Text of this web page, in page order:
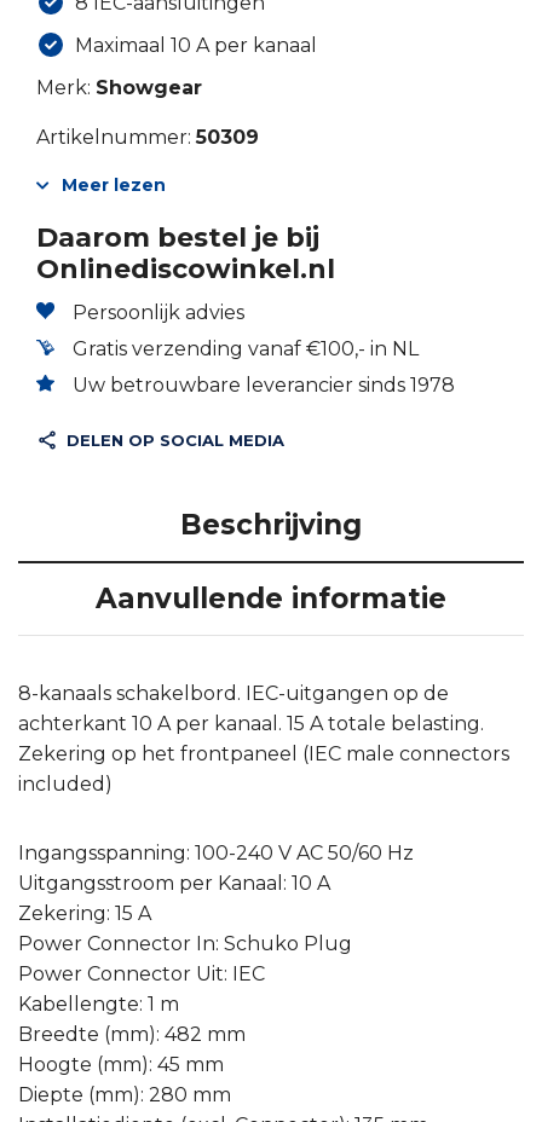
Maximaal 10 A per kanaal
Merk: Showgear
Artikelnummer:50309
Meer lezen
Daarom bestel je bij
Onlinediscowinkel.nl
Persoonlijk advies
Gratis verzending vanaf €100,- in NL
Uw betrouwbare leverancier sinds 1978
DELEN OP SOCIAL MEDIA
Beschrijving
Aanvullende informatie
8-kanaals schakelbord. IEC-uitgangen op de
achterkant 10 A per kanaal. 15 A totale belasting.
Zekering op het frontpaneel (IEC male connectors
included)
Ingangsspanning: 100-240 V AC 50/60 Hz
Uitgangsstroom per Kanaal: 10 A
Zekering: 15 A
Power Connector In: Schuko Plug
Power Connector Uit: IEC
Kabellengte: 1 m
Breedte (mm): 482 mm
Hoogte (mm): 45 mm
Diepte (mm): 280 mm